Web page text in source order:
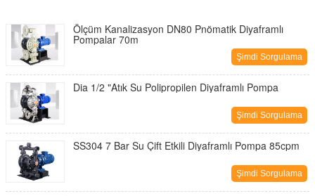
Ölçüm Kanalizasyon DN80 Pnömatik Diyaframlı
Pompalar 70m
Şimdi Sorgulama
Dia 1/2 "Atık Su Polipropilen Diyaframlı Pompa
Şimdi Sorgulama
SS304 7 Bar Su Çift Etkili Diyaframlı Pompa 85cpm
Şimdi Sorgulama